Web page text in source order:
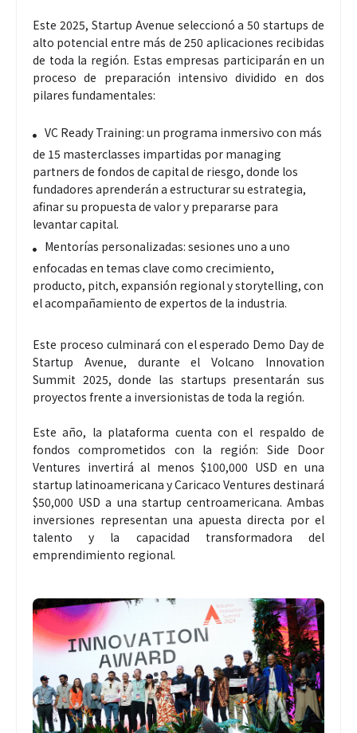
Este 2025, Startup Avenue seleccionó a 50 startups de
alto potencial entre más de 250 aplicaciones recibidas
de toda la región. Estas empresas participarán en un
proceso de preparación intensivo dividido en dos
pilares fundamentales:
VC Ready Training: un programa inmersivo con más
de 15 masterclasses impartidas por managing
partners de fondos de capital de riesgo, donde los
fundadores aprenderán a estructurar su estrategia,
afinar su propuesta de valor y prepararse para
levantar capital.
Mentorías personalizadas: sesiones uno a uno
enfocadas en temas clave como crecimiento,
producto, pitch, expansión regional y storytelling, con
el acompañamiento de expertos de la industria.
Este proceso culminará con el esperado Demo Day de
Startup Avenue, durante el Volcano Innovation
Summit 2025, donde las startups presentarán sus
proyectos frente a inversionistas de toda la región.
Este año, la plataforma cuenta con el respaldo de
fondos comprometidos con la región: Side Door
Ventures invertirá al menos $100,000 USD en una
startup latinoamericana y Caricaco Ventures destinará
$50,000 USD a una startup centroamericana. Ambas
inversiones representan una apuesta directa por el
talento y la capacidad transformadora del
emprendimiento regional.